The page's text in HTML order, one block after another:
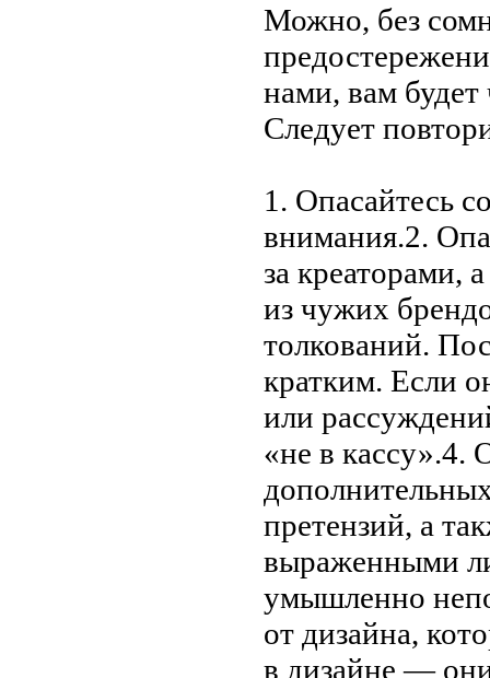
Можно, без
нами, вам
Следует
1. Опасайтесь
внимания.2.
за креаторами, а
из чужих
толкований.
кратким. Если
или
«не в кассу».4.
претензий, а
выраженными
умышленно
от дизайна,
в дизайне —